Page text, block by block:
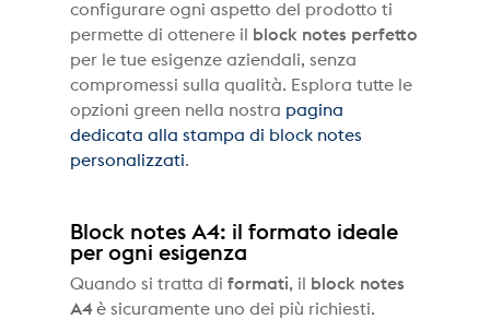
configurare ogni aspetto del prodotto ti
permette di ottenere il
block notes perfetto
per le tue esigenze aziendali, senza
compromessi sulla qualità. Esplora tutte le
opzioni green nella nostra pagina
dedicata alla stampa di block notes
personalizzati.
Block notes A4: il formato ideale
per ogni esigenza
Quando si tratta diformati, il
block notes
A4 è sicuramente uno dei più richiesti.